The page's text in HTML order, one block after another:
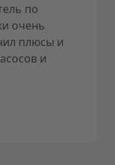
м
и
на стену,
по
очень
плюсы и
и